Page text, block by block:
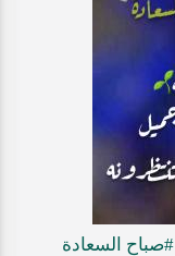
#صباح السعادة